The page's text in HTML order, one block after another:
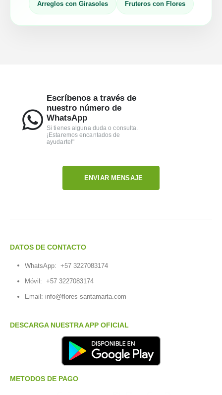
Arreglos con Girasoles Fruteros con Flores
Escríbenos a través de
nuestro número de
WhatsApp
Si tienes alguna duda o consulta.
¡Estaremos encantados de
ayudarte!"
ENVIAR MENSAJE
DATOS DE CONTACTO
WhatsApp: +57 3227083174
Móvil: +57 3227083174
Email: info@flores-santamarta.com
DESCARGA NUESTRA APP OFICIAL
METODOS DE PAGO